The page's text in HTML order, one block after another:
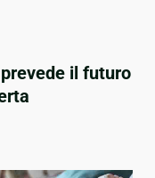
il futuro